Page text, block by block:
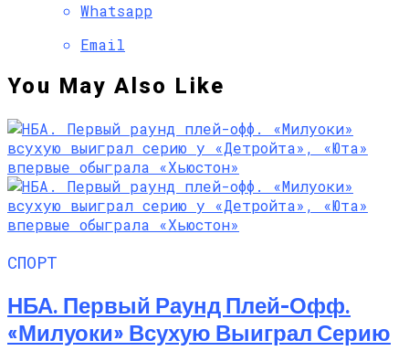
Whatsapp
Email
You May Also Like
СПОРТ
НБА. Первый Раунд Плей-Офф.
«Милуоки» Всухую Выиграл Серию